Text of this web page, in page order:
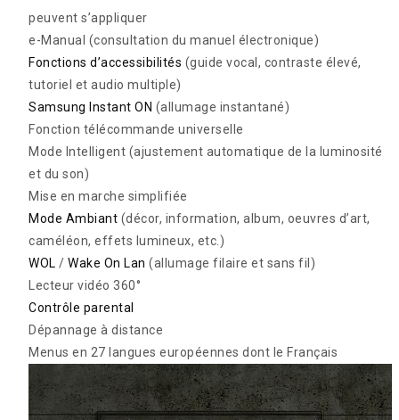
peuvent s’appliquer
e-Manual (consultation du manuel électronique)
Fonctions d’accessibilités (guide vocal, contraste élevé,
tutoriel et audio multiple)
Samsung Instant ON (allumage instantané)
Fonction télécommande universelle
Mode Intelligent (ajustement automatique de la luminosité
et du son)
Mise en marche simplifiée
Mode Ambiant (décor, information, album, oeuvres d’art,
caméléon, effets lumineux, etc.)
WOL /Wake On Lan (allumage filaire et sans fil)
Lecteur vidéo 360°
Contrôle parental
Dépannage à distance
Menus en 27 langues européennes dont le Français